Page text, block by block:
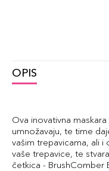
OPIS
Ova inovativna
umnožavaju, te time
vašim trepavicama, ali
vaše trepavice, te
četkica - BrushComber